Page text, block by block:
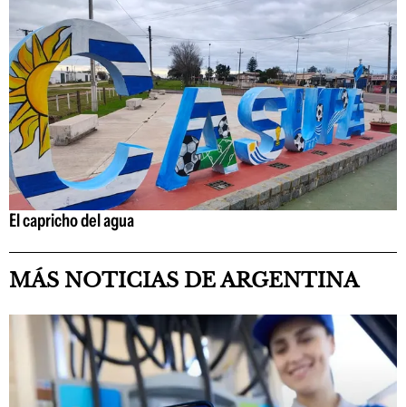
El capricho del agua
MÁS NOTICIAS DE ARGENTINA